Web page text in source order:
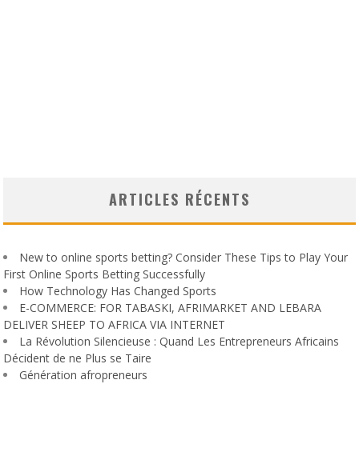
ARTICLES RÉCENTS
New to online sports betting? Consider These Tips to Play Your
First Online Sports Betting Successfully
How Technology Has Changed Sports
E-COMMERCE: FOR TABASKI, AFRIMARKET AND LEBARA
DELIVER SHEEP TO AFRICA VIA INTERNET
La Révolution Silencieuse : Quand Les Entrepreneurs Africains
Décident de ne Plus se Taire
Génération afropreneurs